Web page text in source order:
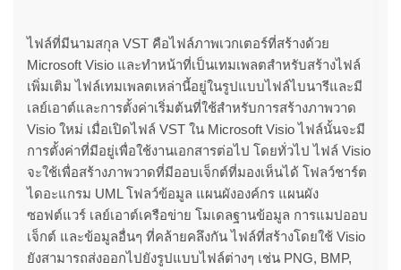
ไฟล์ที่มีนามสกุล VST คือไฟล์ภาพเวกเตอร์ที่สร้างด้วย
Microsoft Visio และทำหน้าที่เป็นเทมเพลตสำหรับสร้างไฟล์
เพิ่มเติม ไฟล์เทมเพลตเหล่านี้อยู่ในรูปแบบไฟล์ไบนารีและมี
เลย์เอาต์และการตั้งค่าเริ่มต้นที่ใช้สำหรับการสร้างภาพวาด
Visio ใหม่ เมื่อเปิดไฟล์ VST ใน Microsoft Visio ไฟล์นั้นจะมี
การตั้งค่าที่มีอยู่เพื่อใช้งานเอกสารต่อไป โดยทั่วไป ไฟล์ Visio
จะใช้เพื่อสร้างภาพวาดที่มีออบเจ็กต์ที่มองเห็นได้ โฟลว์ชาร์ต
ไดอะแกรม UML โฟลว์ข้อมูล แผนผังองค์กร แผนผัง
ซอฟต์แวร์ เลย์เอาต์เครือข่าย โมเดลฐานข้อมูล การแมปออบ
เจ็กต์ และข้อมูลอื่นๆ ที่คล้ายคลึงกัน ไฟล์ที่สร้างโดยใช้ Visio
ยังสามารถส่งออกไปยังรูปแบบไฟล์ต่างๆ เช่น PNG, BMP,